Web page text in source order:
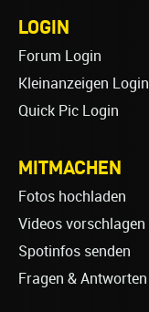
LOGIN
Forum Login
Kleinanzeigen Login
Quick Pic Login
MITMACHEN
Fotos hochladen
Videos vorschlagen
Spotinfos senden
Fragen & Antworten